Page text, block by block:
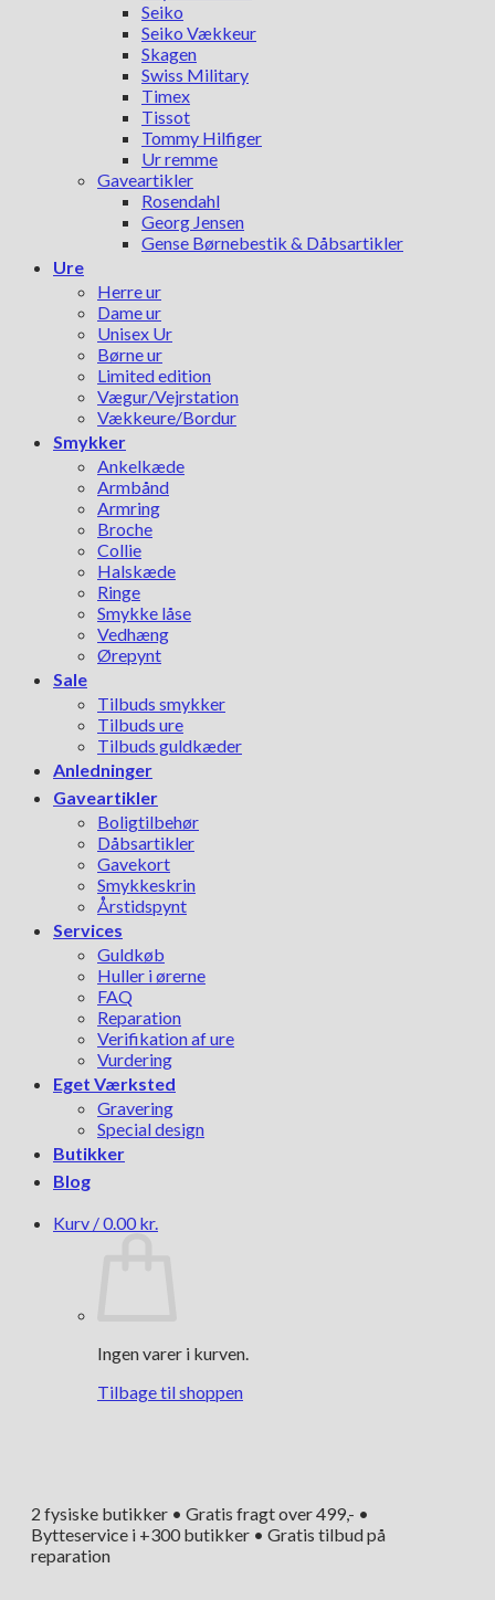
Seiko
Seiko Vækkeur
Skagen
Swiss Military
Timex
Tissot
Tommy Hilfiger
Ur remme
Gaveartikler
Rosendahl
Georg Jensen
Gense Børnebestik & Dåbsartikler
Ure
Herre ur
Dame ur
Unisex Ur
Børne ur
Limited edition
Vægur/Vejrstation
Vækkeure/Bordur
Smykker
Ankelkæde
Armbånd
Armring
Broche
Collie
Halskæde
Ringe
Smykke låse
Vedhæng
Ørepynt
Sale
Tilbuds smykker
Tilbuds ure
Tilbuds guldkæder
Anledninger
Gaveartikler
Boligtilbehør
Dåbsartikler
Gavekort
Smykkeskrin
Årstidspynt
Services
Guldkøb
Huller i ørerne
FAQ
Reparation
Verifikation af ure
Vurdering
Eget Værksted
Gravering
Special design
Butikker
Blog
Kurv /0.00 kr.
Ingen varer i kurven.
Tilbage til shoppen
2 fysiske butikker • Gratis fragt over 499,- •
Bytteservice i +300 butikker • Gratis tilbud på
reparation